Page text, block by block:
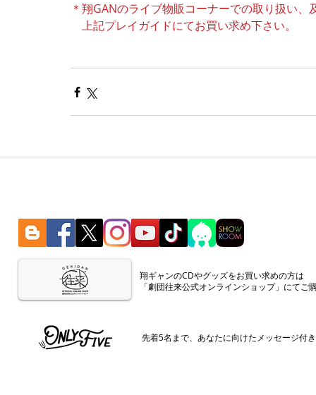
＊翔GANのライブ物販コーナーでの取り扱い
上記プレイガイドにてお買い求め下さい。
​翔ギャンのCDやグッズをお買い求めの方は
「劇団往来公式オンラインショップ」にてご
先着5名まで、あなたに向けたメッセージ付